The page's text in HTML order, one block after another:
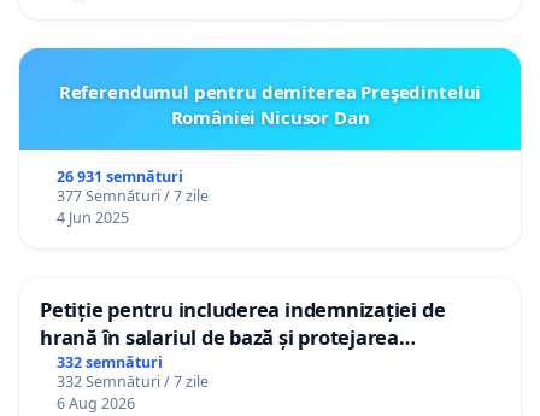
Referendumul pentru demiterea Preşedintelui
României Nicusor Dan
26 931 semnături
377 Semnături / 7 zile
4 Jun 2025
Petiție pentru includerea indemnizației de
hrană în salariul de bază și protejarea
gradațiilor de vechime pentru asistenții
personali
332 semnături
332 Semnături / 7 zile
6 Aug 2026